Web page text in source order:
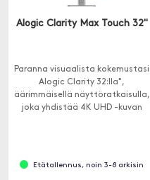
Alogic Clarity Max Touch 32"
Paranna visuaalista kokemustasi
Alogic Clarity 32:lla",
äärimmäisellä näyttöratkaisulla,
joka yhdistää 4K UHD -kuvan
Etätallennus, noin 3-8 arkisin